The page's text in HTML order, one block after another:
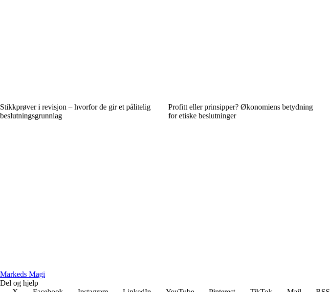
Stikkprøver i revisjon – hvorfor de gir et pålitelig
beslutningsgrunnlag
Profitt eller prinsipper? Økonomiens betydning
for etiske beslutninger
Markeds Magi
Del og hjelp